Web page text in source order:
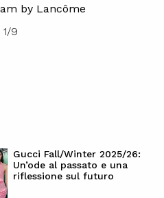
by Lancôme
1/9
Gucci Fall/Winter 2025/26:
Un’ode al passato e una
riflessione sul futuro